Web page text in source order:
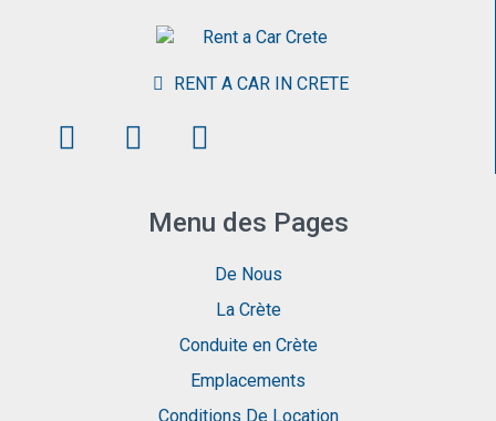
RENT A CAR IN CRETE
Menu des Pages
De Nous
La Crète
Conduite en Crète
Emplacements
Conditions De Location